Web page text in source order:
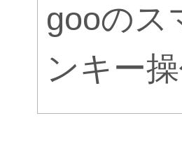
gooのス
ンキー